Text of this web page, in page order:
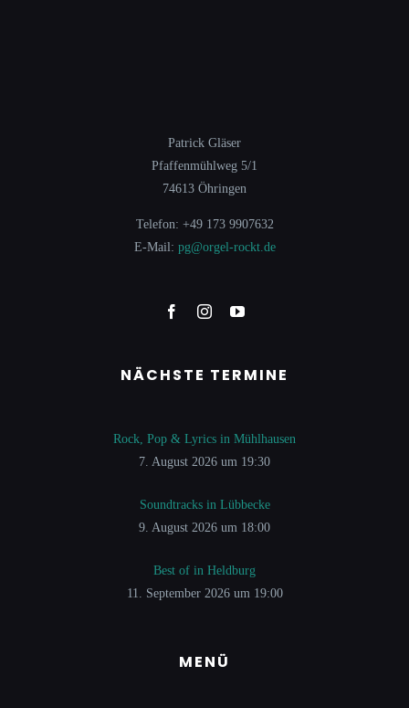
NÄCHSTE TERMINE
Rock, Pop & Lyrics in Mühlhausen
7. August 2026 um 19:30
Soundtracks in Lübbecke
9. August 2026 um 18:00
Best of in Heldburg
11. September 2026 um 19:00
Patrick Gläser
Pfaffenmühlweg 5/1
74613 Öhringen
Telefon: +49 173 9907632
E-Mail: pg@orgel-rockt.de
MENÜ